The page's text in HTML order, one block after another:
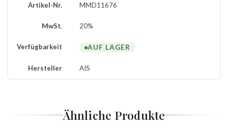
Artikel-Nr. MMD11676
MwSt. 20%
Verfügbarkeit AUF LAGER
Hersteller AIS
Ähnliche Produkte